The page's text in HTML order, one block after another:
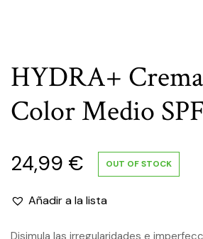
HYDRA+
Color Medio
24,99 € OUT OF STOCK
Añadir a la lista
Disimula las irregularidades e